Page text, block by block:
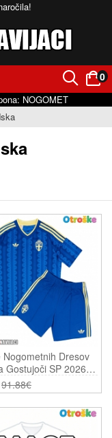
󰂨 0
󰃠
NOGOMET
Nogometnih Dresov
Gostujoči SP 2026
(+ Hlače)
91.88€